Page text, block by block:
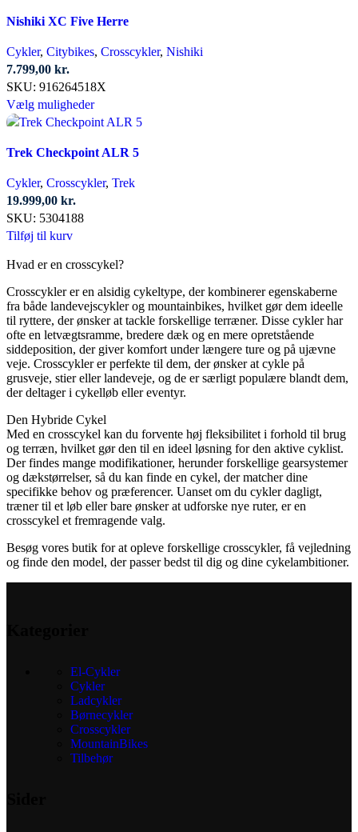
flere
Mulighederne
vælges
varesiden
Nishiki XC Five Herre
Cykler, Citybikes, Crosscykler, Nishiki
7.799,00 kr.
SKU: 916264518X
Vælg mulighederDette
vare
flere
Mulighederne
varesiden
Trek Checkpoint ALR 5
Cykler, Crosscykler, Trek
19.999,00 kr.
SKU: 5304188
Tilføj til kurv
Hvad er en crosscykel?
Crosscykler er en alsidig cykeltype, der kombinerer egenskaberne
fra både landevejscykler og mountainbikes, hvilket gør dem ideelle
til ryttere, der ønsker at tackle forskellige terræner. Disse cykler har
ofte en letvægtsramme, bredere dæk og en mere opretstående
siddeposition, der giver komfort under længere ture og på ujævne
veje. Crosscykler er perfekte til dem, der ønsker at cykle på
grusveje, stier eller landeveje, og de er særligt populære blandt dem,
der deltager i cykelløb eller eventyr.
Den Hybride Cykel
Med en crosscykel kan du forvente høj fleksibilitet i forhold til brug
og terræn, hvilket gør den til en ideel løsning for den aktive cyklist.
Der findes mange modifikationer, herunder forskellige gearsystemer
og dækstørrelser, så du kan finde en cykel, der matcher dine
specifikke behov og præferencer. Uanset om du cykler dagligt,
træner til et løb eller bare ønsker at udforske nye ruter, er en
crosscykel et fremragende valg.
Besøg vores butik for at opleve forskellige crosscykler, få vejledning
og finde den model, der passer bedst til dig og dine cykelambitioner.
El-Cykler
Cykler
Ladcykler
Børnecykler
Crosscykler
MountainBikes
Tilbehør